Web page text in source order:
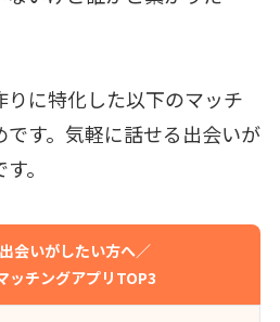
りに特化した以下のマッチ
です。気軽に話せる出会いが
。
会いがしたい方へ／
ッチングアプリTOP3